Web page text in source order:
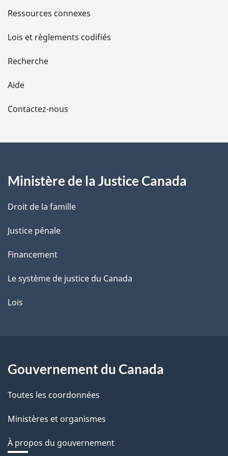
s
d
e
l
a
e
Ressources connexes
Lois et règlements codifiés
Recherche
Aide
Contactez-nous
Ministère de la Justice Canada
Droit de la famille
Justice pénale
Financement
Le système de justice du Canada
Lois
Gouvernement du Canada
Toutes les coordonnées
Ministères et organismes
À propos du gouvernement